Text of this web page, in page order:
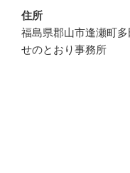
住所
福島県郡山市逢
せのとおり事務所